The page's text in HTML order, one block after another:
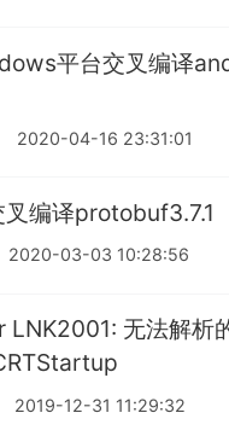
平台交叉编译
2020-04-16 23:31:01
编译protobuf3.7.1
2020-03-03 10:28:56
LNK2001: 无法解析
2019-12-31 11:29:32